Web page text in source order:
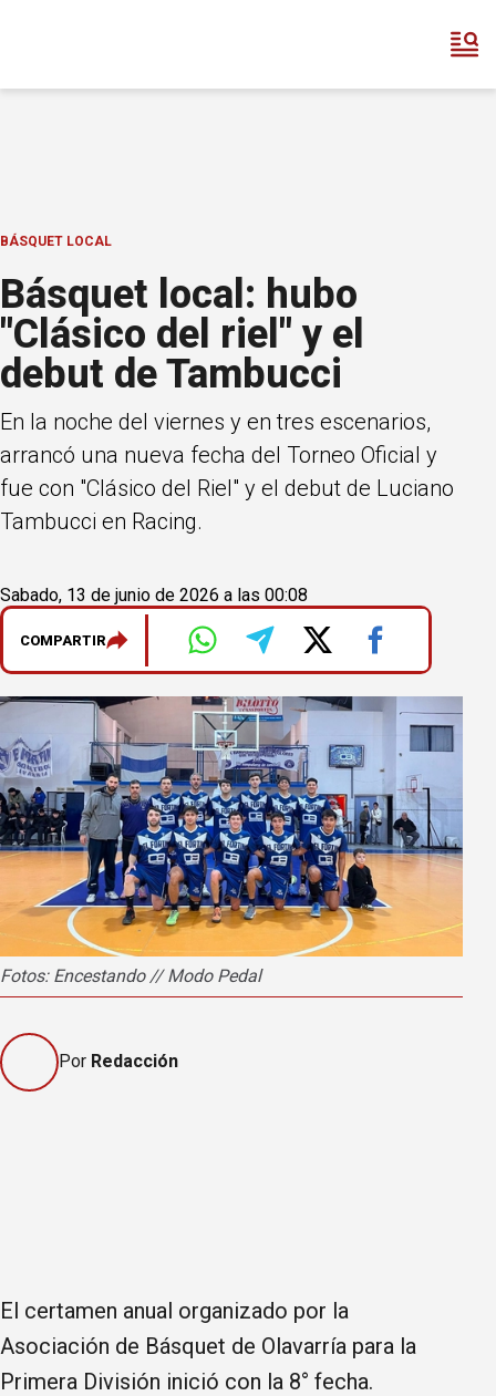
BÁSQUET LOCAL
Básquet local: hubo
"Clásico del riel" y el
debut de Tambucci
En la noche del viernes y en tres escenarios,
arrancó una nueva fecha del Torneo Oficial y
fue con "Clásico del Riel" y el debut de Luciano
Tambucci en Racing.
Sabado, 13 de junio de 2026 a las 00:08
COMPARTIR
Fotos: Encestando // Modo Pedal
Por Redacción
El certamen anual organizado por la
Asociación de Básquet de Olavarría para la
Primera División inició con la 8° fecha.